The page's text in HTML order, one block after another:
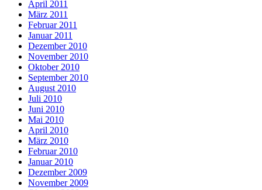
April 2011
März 2011
Februar 2011
Januar 2011
Dezember 2010
November 2010
Oktober 2010
September 2010
August 2010
Juli 2010
Juni 2010
Mai 2010
April 2010
März 2010
Februar 2010
Januar 2010
Dezember 2009
November 2009